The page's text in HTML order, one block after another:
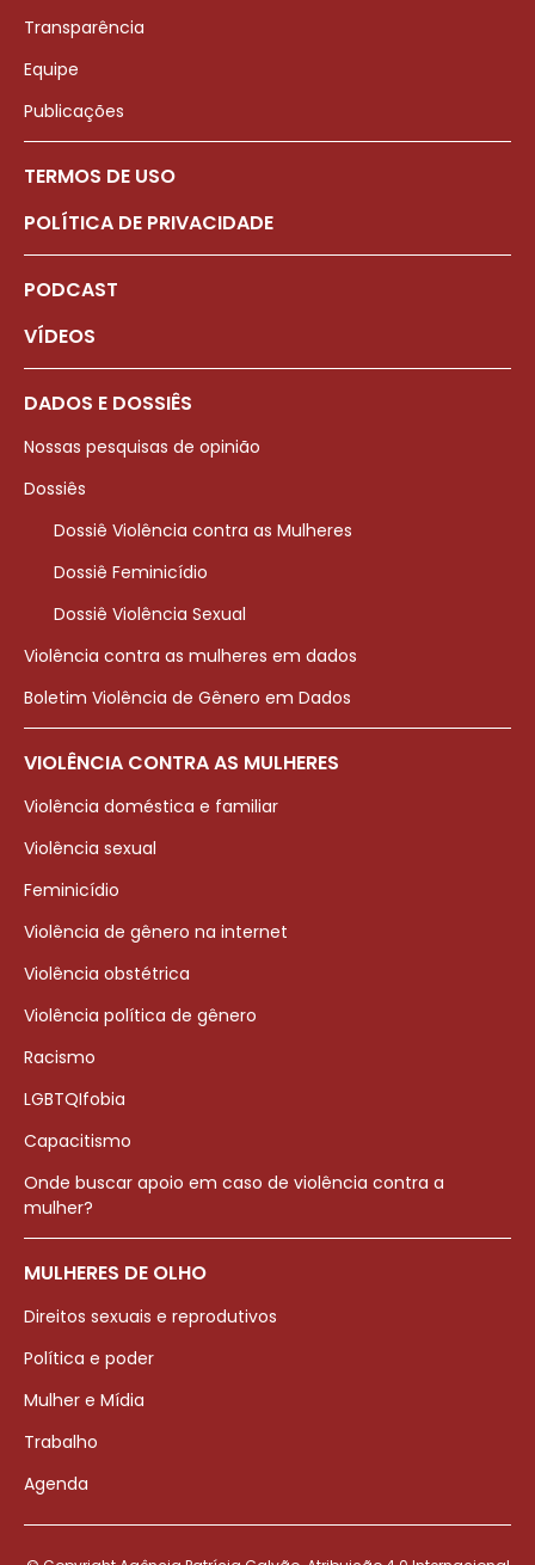
Transparência
Equipe
Publicações
TERMOS DE USO
POLÍTICA DE PRIVACIDADE
PODCAST
VÍDEOS
DADOS E DOSSIÊS
Nossas pesquisas de opinião
Dossiês
Dossiê Violência contra as Mulheres
Dossiê Feminicídio
Dossiê Violência Sexual
Violência contra as mulheres em dados
Boletim Violência de Gênero em Dados
VIOLÊNCIA CONTRA AS MULHERES
Violência doméstica e familiar
Violência sexual
Feminicídio
Violência de gênero na internet
Violência obstétrica
Violência política de gênero
Racismo
LGBTQIfobia
Capacitismo
Onde buscar apoio em caso de violência contra a
mulher?
MULHERES DE OLHO
Direitos sexuais e reprodutivos
Política e poder
Mulher e Mídia
Trabalho
Agenda